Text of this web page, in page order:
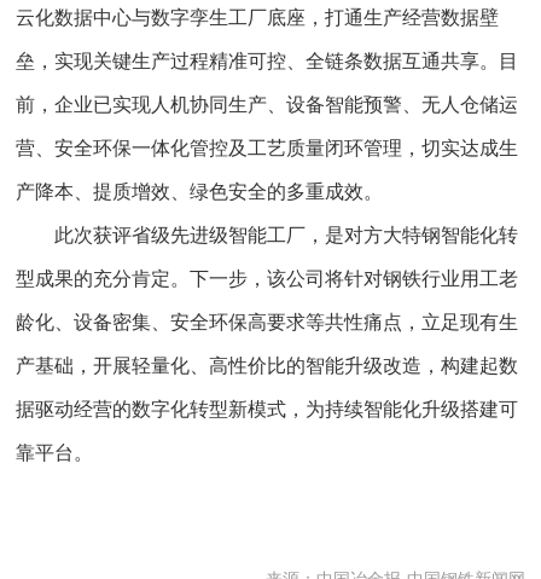
云化数据中心与数字孪生工厂底座，打通生产经营数据壁
垒，实现关键生产过程精准可控、全链条数据互通共享。目
前，企业已实现人机协同生产、设备智能预警、无人仓储运
营、安全环保一体化管控及工艺质量闭环管理，切实达成生
产降本、提质增效、绿色安全的多重成效。
此次获评省级先进级智能工厂，是对方大特钢智能化转
型成果的充分肯定。下一步，该公司将针对钢铁行业用工老
龄化、设备密集、安全环保高要求等共性痛点，立足现有生
产基础，开展轻量化、高性价比的智能升级改造，构建起数
据驱动经营的数字化转型新模式，为持续智能化升级搭建可
靠平台。